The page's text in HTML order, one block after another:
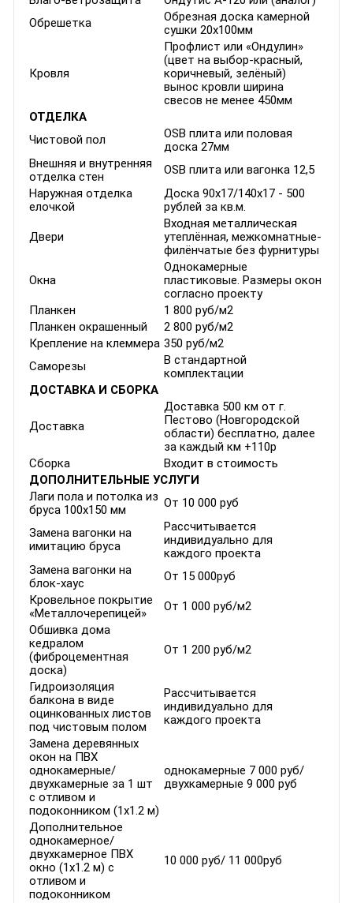
Обрешетка
Обрезная доска камерной
сушки 20х100мм
Кровля
Профлист или «Ондулин»
(цвет на выбор-красный,
коричневый, зелёный)
вынос кровли ширина
свесов не менее 450мм
ОТДЕЛКА
Чистовой пол
OSB плита или половая
доска 27мм
Внешняя и внутренняя
отделка стен
OSB плита или вагонка 12,5
Наружная отделка
елочкой
Доска 90x17/140x17 - 500
рублей за кв.м.
Двери
Входная металлическая
утеплённая, межкомнатные-
филёнчатые без фурнитуры
Окна
Однокамерные
пластиковые. Размеры окон
согласно проекту
Планкен
1 800 руб/м2
Планкен окрашенный
2 800 руб/м2
Крепление на клеммера 350 руб/м2
Саморезы
В стандартной
комплектации
ДОСТАВКА И СБОРКА
Доставка
Доставка 500 км от г.
Пестово (Новгородской
области) бесплатно, далее
за каждый км +110р
Сборка
Входит в стоимость
ДОПОЛНИТЕЛЬНЫЕ УСЛУГИ
Лаги пола и потолка из
бруса 100х150 мм
От 10 000 руб
Замена вагонки на
имитацию бруса
Рассчитывается
индивидуально для
каждого проекта
Замена вагонки на
блок-хаус
От 15 000руб
Кровельное покрытие
«Металлочерепицей»
От 1 000 руб/м2
Обшивка дома
кедралом
(фиброцементная
доска)
От 1 200 руб/м2
Гидроизоляция
балкона в виде
оцинкованных листов
под чистовым полом
Рассчитывается
индивидуально для
каждого проекта
Замена деревянных
окон на ПВХ
однокамерные/
двухкамерные за 1 шт
с отливом и
подоконником (1х1.2 м)
однокамерные 7 000 руб/
двухкамерные 9 000 руб
Дополнительное
однокамерное/
двухкамерное ПВХ
окно (1х1.2 м) с
отливом и
подоконником
10 000 руб/ 11 000руб